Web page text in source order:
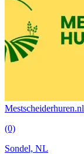
Mestscheiderhuren.nl
(0)
Sondel, NL